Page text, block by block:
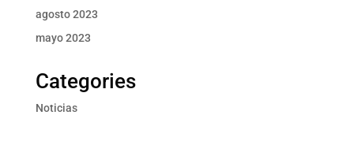
agosto 2023
mayo 2023
Categories
Noticias